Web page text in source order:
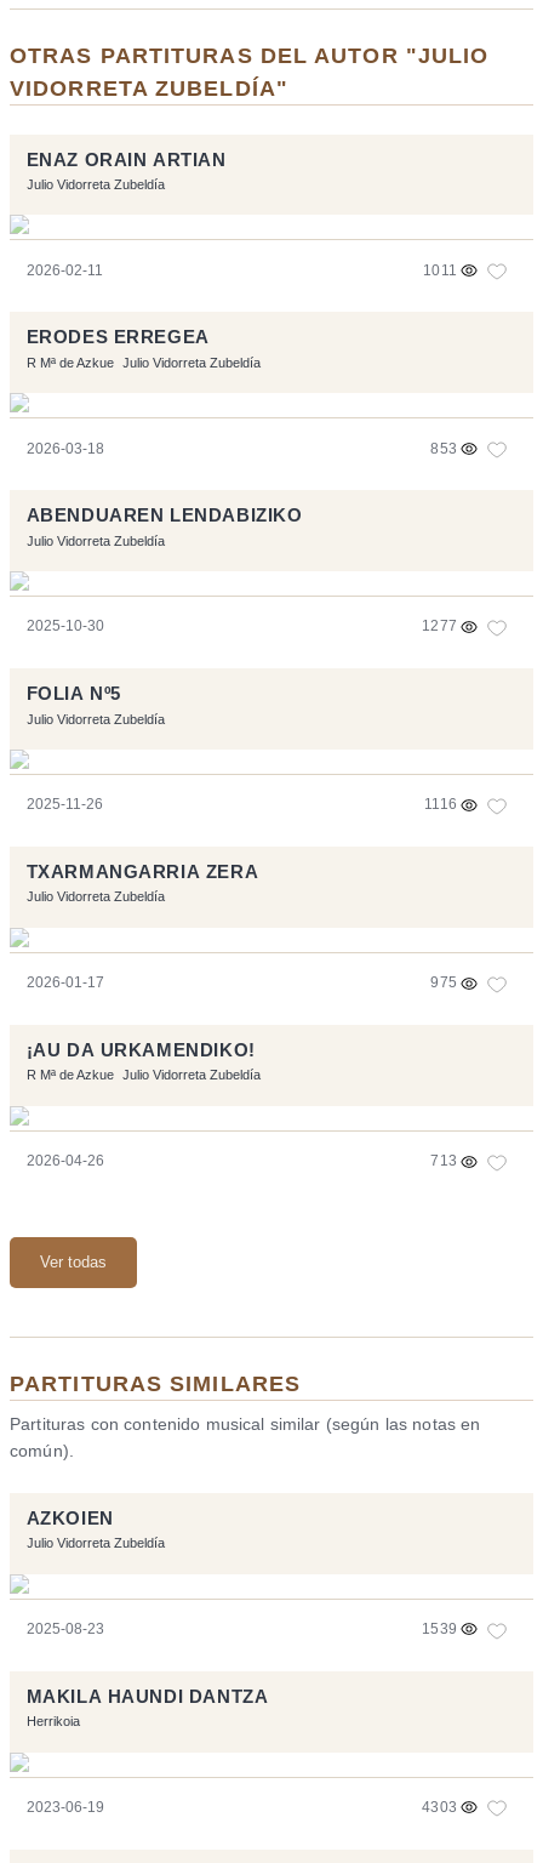
OTRAS PARTITURAS DEL AUTOR "JULIO
VIDORRETA ZUBELDÍA"
ENAZ ORAIN ARTIAN
Julio Vidorreta Zubeldía
2026-02-11 1011
ERODES ERREGEA
R Mª de Azkue Julio Vidorreta Zubeldía
2026-03-18 853
ABENDUAREN LENDABIZIKO
Julio Vidorreta Zubeldía
2025-10-30 1277
FOLIA Nº5
Julio Vidorreta Zubeldía
2025-11-26 1116
TXARMANGARRIA ZERA
Julio Vidorreta Zubeldía
2026-01-17 975
¡AU DA URKAMENDIKO!
R Mª de Azkue Julio Vidorreta Zubeldía
2026-04-26 713
Ver todas
PARTITURAS SIMILARES
Partituras con contenido musical similar (según las notas en
común).
AZKOIEN
Julio Vidorreta Zubeldía
2025-08-23 1539
MAKILA HAUNDI DANTZA
Herrikoia
2023-06-19 4303